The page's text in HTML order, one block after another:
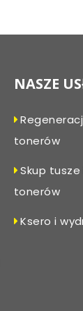
NASZE
tonerów
Skup tusze
tonerów
Ksero i